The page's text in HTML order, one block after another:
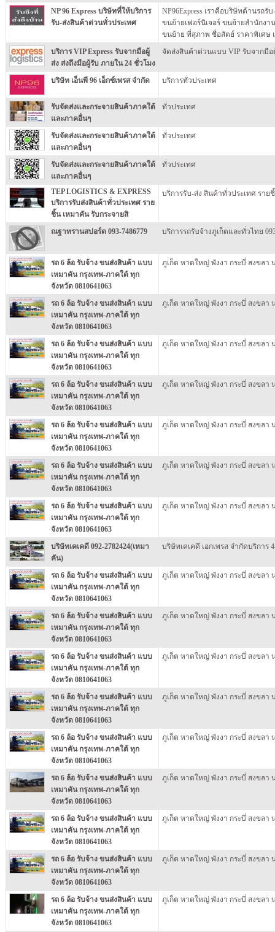
NP 96 Express บริษัทที่ให้บริการ
รับ-ส่งสินค้าด่วนทั่วประเทศ
NP96Express เราคือบริษัทด้านรถ
ขนย้ายเฟอร์นิเจอร์ ขนย้ายสำนักง
ขนย้าย ที่สุภาพ ซื่อสัตย์ ราคาพิเศษ
บริการ VIP Express รับจากมือผู้
ส่ง ส่งถึงมือผู้รับ ภายใน 24 ชั่วโมง
จัดส่งสินค้าด่วนแบบ VIP รับจากมือ
บริษัท เอ็นพี 96 เอ็กซ์เพรส จำกัด บริการทั่วประเทศ
รับจัดส่งและกระจายสินค้าภาคใต้
และภาคอื่นๆ
ทั่วประเทศ
รับจัดส่งและกระจายสินค้าภาคใต้
และภาคอื่นๆ
ทั่วประเทศ
รับจัดส่งและกระจายสินค้าภาคใต้
และภาคอื่นๆ
ทั่วประเทศ
TEP LOGISTICS & EXPRESS
บริการรับส่งสินค้าทั่วประเทศ ราย
ชิ้น เหมาคัน รับกระจายสิ
บริการรับ-ส่ง สินค้าทั่วประเทศ ราย
ณฐาทรานสปอร์ต 093-7486779 บริการรถรับจ้างภูเก็ตและทั่วไทย
รถ 6 ล้อ รับจ้าง ขนส่งสินค้า แบบ
เหมาคัน กรุงเทพ-ภาคใต้ ทุก
จังหวัด 0810641063
ภูเก็ต หาดใหญ่ พังงา กระบี่ สงขลา
รถ 6 ล้อ รับจ้าง ขนส่งสินค้า แบบ
เหมาคัน กรุงเทพ-ภาคใต้ ทุก
จังหวัด 0810641063
ภูเก็ต หาดใหญ่ พังงา กระบี่ สงขลา
รถ 6 ล้อ รับจ้าง ขนส่งสินค้า แบบ
เหมาคัน กรุงเทพ-ภาคใต้ ทุก
จังหวัด 0810641063
ภูเก็ต หาดใหญ่ พังงา กระบี่ สงขลา
รถ 6 ล้อ รับจ้าง ขนส่งสินค้า แบบ
เหมาคัน กรุงเทพ-ภาคใต้ ทุก
จังหวัด 0810641063
ภูเก็ต หาดใหญ่ พังงา กระบี่ สงขลา
รถ 6 ล้อ รับจ้าง ขนส่งสินค้า แบบ
เหมาคัน กรุงเทพ-ภาคใต้ ทุก
จังหวัด 0810641063
ภูเก็ต หาดใหญ่ พังงา กระบี่ สงขลา
รถ 6 ล้อ รับจ้าง ขนส่งสินค้า แบบ
เหมาคัน กรุงเทพ-ภาคใต้ ทุก
จังหวัด 0810641063
ภูเก็ต หาดใหญ่ พังงา กระบี่ สงขลา
รถ 6 ล้อ รับจ้าง ขนส่งสินค้า แบบ
เหมาคัน กรุงเทพ-ภาคใต้ ทุก
จังหวัด 0810641063
ภูเก็ต หาดใหญ่ พังงา กระบี่ สงขลา
บริษัทเคเคดี 092-2782424(เหมา
คัน)
บริษัทเคเคดี เอกเพรส จำกัดบริการ
รถ 6 ล้อ รับจ้าง ขนส่งสินค้า แบบ
เหมาคัน กรุงเทพ-ภาคใต้ ทุก
จังหวัด 0810641063
ภูเก็ต หาดใหญ่ พังงา กระบี่ สงขลา
รถ 6 ล้อ รับจ้าง ขนส่งสินค้า แบบ
เหมาคัน กรุงเทพ-ภาคใต้ ทุก
จังหวัด 0810641063
ภูเก็ต หาดใหญ่ พังงา กระบี่ สงขลา
รถ 6 ล้อ รับจ้าง ขนส่งสินค้า แบบ
เหมาคัน กรุงเทพ-ภาคใต้ ทุก
จังหวัด 0810641063
ภูเก็ต หาดใหญ่ พังงา กระบี่ สงขลา
รถ 6 ล้อ รับจ้าง ขนส่งสินค้า แบบ
เหมาคัน กรุงเทพ-ภาคใต้ ทุก
จังหวัด 0810641063
ภูเก็ต หาดใหญ่ พังงา กระบี่ สงขลา
รถ 6 ล้อ รับจ้าง ขนส่งสินค้า แบบ
เหมาคัน กรุงเทพ-ภาคใต้ ทุก
จังหวัด 0810641063
ภูเก็ต หาดใหญ่ พังงา กระบี่ สงขลา
รถ 6 ล้อ รับจ้าง ขนส่งสินค้า แบบ
เหมาคัน กรุงเทพ-ภาคใต้ ทุก
จังหวัด 0810641063
ภูเก็ต หาดใหญ่ พังงา กระบี่ สงขลา
รถ 6 ล้อ รับจ้าง ขนส่งสินค้า แบบ
เหมาคัน กรุงเทพ-ภาคใต้ ทุก
จังหวัด 0810641063
ภูเก็ต หาดใหญ่ พังงา กระบี่ สงขลา
รถ 6 ล้อ รับจ้าง ขนส่งสินค้า แบบ
เหมาคัน กรุงเทพ-ภาคใต้ ทุก
จังหวัด 0810641063
ภูเก็ต หาดใหญ่ พังงา กระบี่ สงขลา
รถ 6 ล้อ รับจ้าง ขนส่งสินค้า แบบ
เหมาคัน กรุงเทพ-ภาคใต้ ทุก
จังหวัด 0810641063
ภูเก็ต หาดใหญ่ พังงา กระบี่ สงขลา